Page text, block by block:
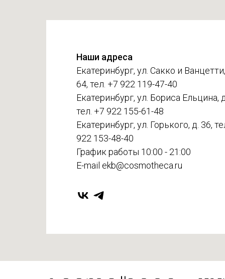
Наши адреса
Екатеринбург, ул. Сакко и
64, тел. +7 922 119-47-40
Екатеринбург, ул. Бориса Ельцина,
тел. +7 922 155-61-48
Екатеринбург, ул. Горького, д. 36,
922 153-48-40
График работы 10:00 - 21:00
E-mail ekb@cosmotheca.ru